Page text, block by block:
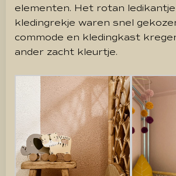
elementen. Het rotan
kledingrekje waren snel
commode en kledingkast
ander zacht kleurtje.